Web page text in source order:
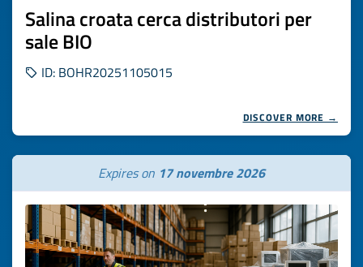
Salina croata cerca distributori per
sale BIO
ID: BOHR20251105015
DISCOVER MORE →
Expires on 17 novembre 2026